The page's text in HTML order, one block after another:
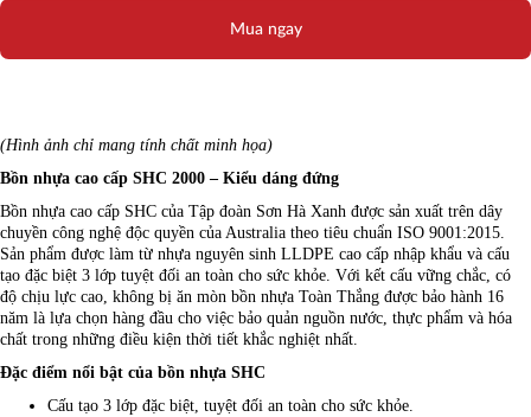
Mua ngay
(Hình ảnh chỉ mang tính chất minh họa)
Bồn nhựa cao cấp SHC 2000 – Kiểu dáng đứng
Bồn nhựa cao cấp SHC của Tập đoàn Sơn Hà Xanh được sản xuất trên dây
chuyền công nghệ độc quyền của Australia theo tiêu chuẩn ISO 9001:2015.
Sản phẩm được làm từ nhựa nguyên sinh LLDPE cao cấp nhập khẩu và cấu
tạo đặc biệt 3 lớp tuyệt đối an toàn cho sức khỏe. Với kết cấu vững chắc, có
độ chịu lực cao, không bị ăn mòn bồn nhựa Toàn Thắng được bảo hành 16
năm là lựa chọn hàng đầu cho việc bảo quản nguồn nước, thực phẩm và hóa
chất trong những điều kiện thời tiết khắc nghiệt nhất.
Đặc điểm nổi bật của bồn nhựa SHC
Cấu tạo 3 lớp đặc biệt, tuyệt đối an toàn cho sức khỏe.